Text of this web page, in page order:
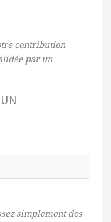
contribution
par un
simplement des